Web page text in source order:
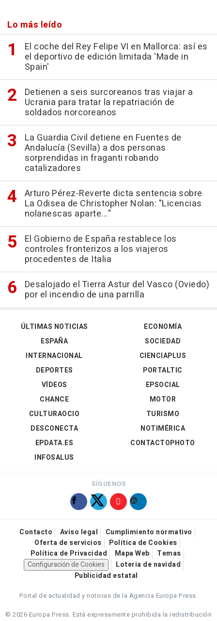
Lo más leído
El coche del Rey Felipe VI en Mallorca: así es
el deportivo de edición limitada 'Made in
Spain'
Detienen a seis surcoreanos tras viajar a
Ucrania para tratar la repatriación de
soldados norcoreanos
La Guardia Civil detiene en Fuentes de
Andalucía (Sevilla) a dos personas
sorprendidas in fraganti robando
catalizadores
Arturo Pérez-Reverte dicta sentencia sobre
La Odisea de Christopher Nolan: "Licencias
nolanescas aparte..."
El Gobierno de España restablece los
controles fronterizos a los viajeros
procedentes de Italia
Desalojado el Tierra Astur del Vasco (Oviedo)
por el incendio de una parrilla
ÚLTIMAS NOTICIAS
ESPAÑA
INTERNACIONAL
DEPORTES
VÍDEOS
ECONOMÍA
SOCIEDAD
CIENCIAPLUS
PORTALTIC
EPSOCIAL
CHANCE
CULTURAOCIO
DESCONECTA
EPDATA.ES
INFOSALUS
MOTOR
TURISMO
NOTIMÉRICA
CONTACTOPHOTO
SÍGUENOS
Contacto Aviso legal
Cumplimiento normativo
Oferta de servicios
Política de Cookies
Política de Privacidad
Mapa Web
Temas
Configuración de Cookies
Loteria de navidad
Publicidad estatal
Portal de actualidad y noticias de la Agencia Europa Press.
© 2026 Europa Press. Está expresamente prohibida la redistribución